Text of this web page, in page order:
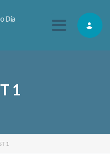
Toggle
1
1